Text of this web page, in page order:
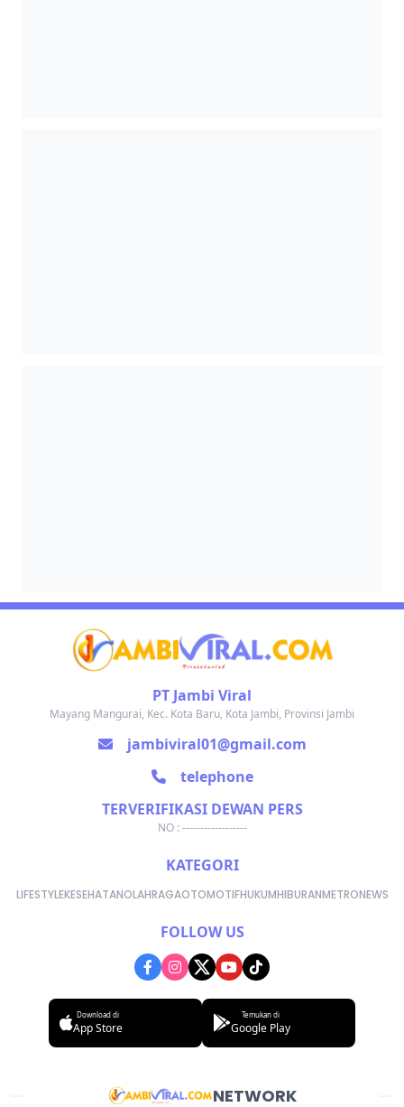
PT Jambi Viral
Mayang Mangurai, Kec. Kota Baru, Kota Jambi, Provinsi Jambi
jambiviral01@gmail.com
telephone
TERVERIFIKASI DEWAN PERS
NO : ------------------
KATEGORI
LIFESTYLEKESEHATANOLAHRAGAOTOMOTIFHUKUMHIBURANMETRONEWS
FOLLOW US
Download di
App Store
Temukan di
Google Play
NETWORK